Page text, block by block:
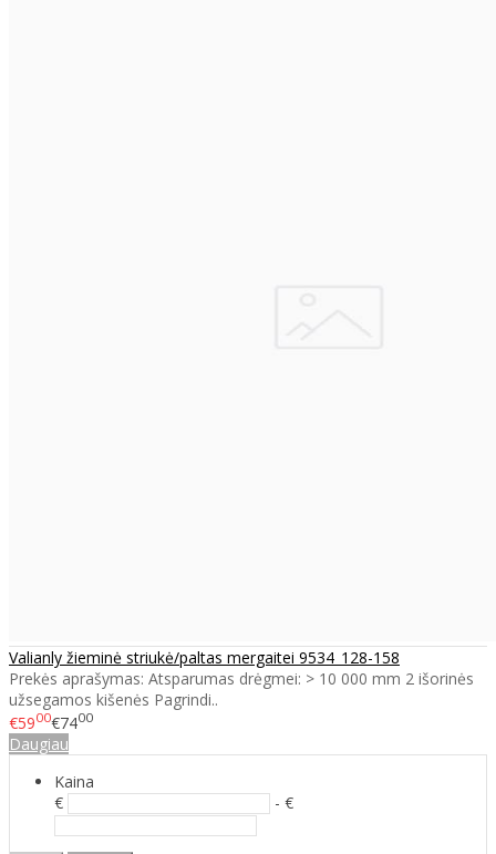
Valianly žieminė striukė/paltas mergaitei 9534_128-158
Prekės aprašymas: Atsparumas drėgmei: > 10 000 mm 2 išorinės
užsegamos kišenės Pagrindi..
€5900€7400
Daugiau
Kaina
€
- €